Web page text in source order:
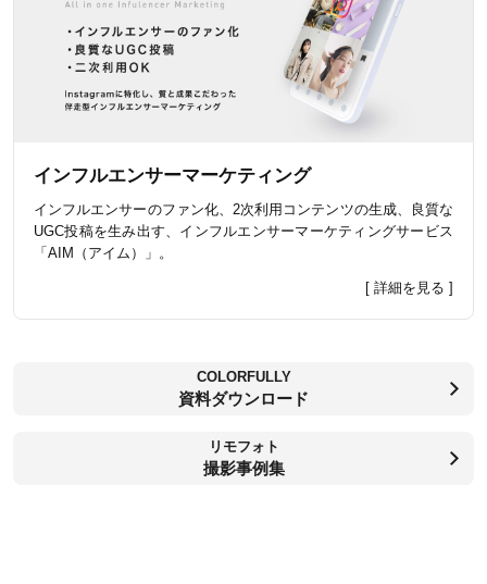
インフルエンサーマーケティング
インフルエンサーのファン化、2次利用コンテンツの生成、良質な
UGC投稿を生み出す、インフルエンサーマーケティングサービス
「AIM（アイム）」。
[ 詳細を見る ]
COLORFULLY
資料ダウンロード
リモフォト
撮影事例集